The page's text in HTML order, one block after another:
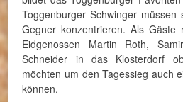
Toggenburger Schwinger
Gegner konzentrieren. Als Gäste
Eidgenossen Martin Roth,
Schneider in das Klosterdorf
möchten um den Tagessieg auch
können.